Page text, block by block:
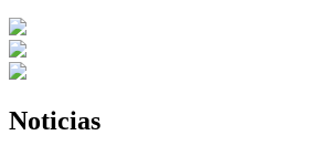
Noticias